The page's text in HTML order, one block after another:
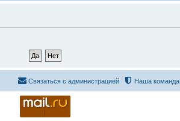
Наша команда
Связаться с администрацией